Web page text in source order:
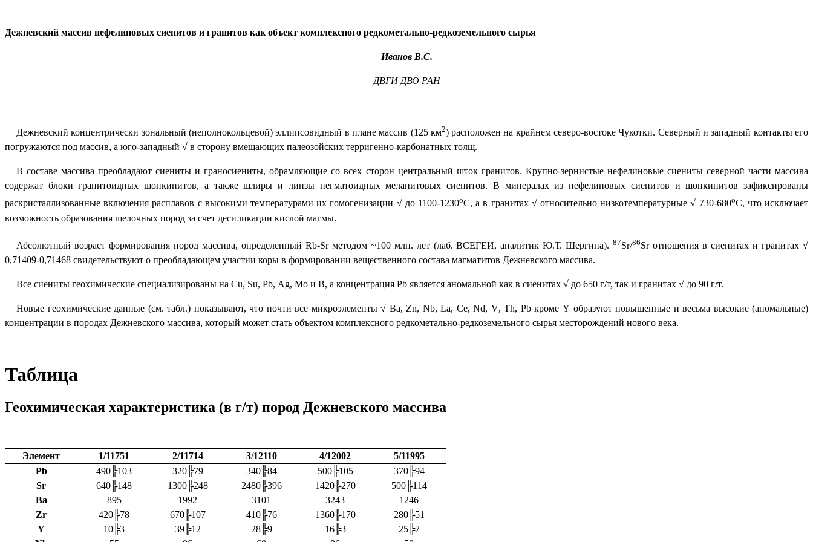
Дежневский массив нефелиновых сиенитов и гранитов как объект комплексного редкометально-редкоземельного сырья
Иванов В.С.
ДВГИ ДВО РАН
Дежневский концентрически зональный (неполнокольцевой) эллипсовидный в плане массив (125 км2) расположен на крайнем северо-востоке Чукотки. Северный и западный контакты его
погружаются под массив, а юго-западный √ в сторону вмещающих палеозойских терригенно-карбонатных толщ.
В составе массива преобладают сиениты и граносиениты, обрамляющие со всех сторон центральный шток гранитов. Крупно-зернистые нефелиновые сиениты северной части массива
содержат блоки гранитоидных шонкинитов, а также шлиры и линзы пегматоидных меланитовых сиенитов. В минералах из нефелиновых сиенитов и шонкинитов зафиксированы
раскристаллизованные включения расплавов с высокими температурами их гомогенизации √ до 1100-1230оС, а в гранитах √ относительно низкотемпературные √ 730-680оС, что исключает
возможность образования щелочных пород за счет десиликации кислой магмы.
Абсолютный возраст формирования пород массива, определенный Rb-Srметодом ~100 млн. лет (лаб. ВСЕГЕИ, аналитик Ю.Т. Шергина).87Sr/86Srотношения в сиенитах и гранитах √
0,71409-0,71468 свидетельствуют о преобладающем участии коры в формировании вещественного состава магматитов Дежневского массива.
Все сиениты геохимические специализированы на Cu, Su, Pb, Ag, Mo и B, а концентрация Pb является аномальной как в сиенитах √ до 650 г/т, так и гранитах √ до 90 г/т.
Новые геохимические данные (см. табл.) показывают, что почти все микроэлементы √ Ba, Zn, Nb,La, Ce,Nd, V,Th, PbкромеY образуют повышенные и весьма высокие (аномальные)
концентрации в породах Дежневского массива, который может стать объектом комплексного редкометально-редкоземельного сырья месторождений нового века.
Таблица
Геохимическая характеристика (в г/т) пород Дежневского массива
Элемент 1/11751 2/11714 3/12110 4/12002
5/11995
Pb
490 ╠103 320╠79 340╠84 500╠105 370╠94
Sr
640 ╠148 1300╠248 2480╠396 1420╠270 500╠114
Ba
895 1992 3101 3243
1246
Zr
420 ╠78 670╠107 410╠76 1360╠170 280╠51
Y
10 ╠3 39╠12 28╠9 16╠3 25╠7